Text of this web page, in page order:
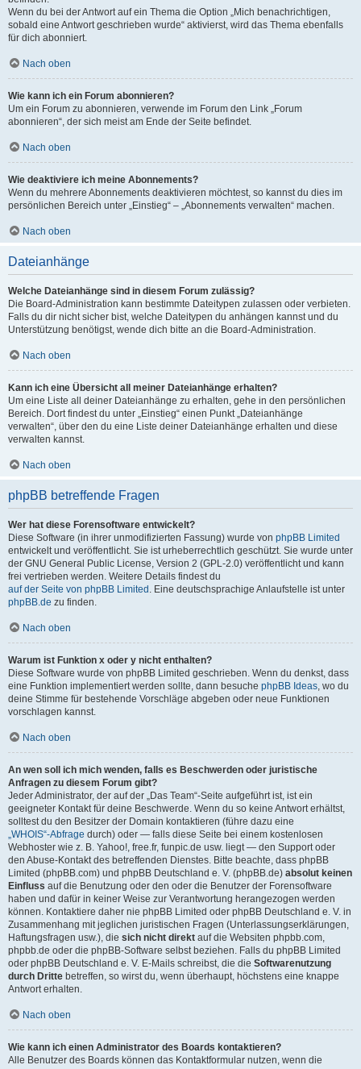
Wenn du bei der Antwort auf ein Thema die Option „Mich benachrichtigen,
sobald eine Antwort geschrieben wurde“ aktivierst, wird das Thema ebenfalls
für dich abonniert.
Nach oben
Wie kann ich ein Forum abonnieren?
Um ein Forum zu abonnieren, verwende im Forum den Link „Forum
abonnieren“, der sich meist am Ende der Seite befindet.
Nach oben
Wie deaktiviere ich meine Abonnements?
Wenn du mehrere Abonnements deaktivieren möchtest, so kannst du dies im
persönlichen Bereich unter „Einstieg“ – „Abonnements verwalten“ machen.
Nach oben
Dateianhänge
Welche Dateianhänge sind in diesem Forum zulässig?
Die Board-Administration kann bestimmte Dateitypen zulassen oder verbieten.
Falls du dir nicht sicher bist, welche Dateitypen du anhängen kannst und du
Unterstützung benötigst, wende dich bitte an die Board-Administration.
Nach oben
Kann ich eine Übersicht all meiner Dateianhänge erhalten?
Um eine Liste all deiner Dateianhänge zu erhalten, gehe in den persönlichen
Bereich. Dort findest du unter „Einstieg“ einen Punkt „Dateianhänge
verwalten“, über den du eine Liste deiner Dateianhänge erhalten und diese
verwalten kannst.
Nach oben
phpBB betreffende Fragen
Wer hat diese Forensoftware entwickelt?
Diese Software (in ihrer unmodifizierten Fassung) wurde von phpBB Limited
entwickelt und veröffentlicht. Sie ist urheberrechtlich geschützt. Sie wurde unter
der GNU General Public License, Version 2 (GPL-2.0) veröffentlicht und kann
frei vertrieben werden. Weitere Details findest du
auf der Seite von phpBB Limited . Eine deutschsprachige Anlaufstelle ist unter
phpBB.de zu finden.
Nach oben
Warum ist Funktion x oder y nicht enthalten?
Diese Software wurde von phpBB Limited geschrieben. Wenn du denkst, dass
eine Funktion implementiert werden sollte, dann besuche phpBB Ideas, wo du
deine Stimme für bestehende Vorschläge abgeben oder neue Funktionen
vorschlagen kannst.
Nach oben
An wen soll ich mich wenden, falls es Beschwerden oder juristische
Anfragen zu diesem Forum gibt?
Jeder Administrator, der auf der „Das Team“-Seite aufgeführt ist, ist ein
geeigneter Kontakt für deine Beschwerde. Wenn du so keine Antwort erhältst,
solltest du den Besitzer der Domain kontaktieren (führe dazu eine
„WHOIS“-Abfrage durch) oder — falls diese Seite bei einem kostenlosen
Webhoster wie z. B. Yahoo!, free.fr, funpic.de usw. liegt — den Support oder
den Abuse-Kontakt des betreffenden Dienstes. Bitte beachte, dass phpBB
Limited (phpBB.com) und phpBB Deutschland e. V. (phpBB.de) absolut keinen
Einfluss auf die Benutzung oder den oder die Benutzer der Forensoftware
haben und dafür in keiner Weise zur Verantwortung herangezogen werden
können. Kontaktiere daher nie phpBB Limited oder phpBB Deutschland e. V. in
Zusammenhang mit jeglichen juristischen Fragen (Unterlassungserklärungen,
Haftungsfragen usw.), die sich nicht direkt auf die Websiten phpbb.com,
phpbb.de oder die phpBB-Software selbst beziehen. Falls du phpBB Limited
oder phpBB Deutschland e. V. E-Mails schreibst, die die Softwarenutzung
durch Dritte betreffen, so wirst du, wenn überhaupt, höchstens eine knappe
Antwort erhalten.
Nach oben
Wie kann ich einen Administrator des Boards kontaktieren?
Alle Benutzer des Boards können das Kontaktformular nutzen, wenn die